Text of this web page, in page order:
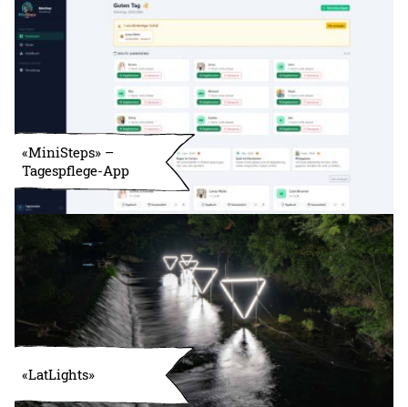
«MiniSteps» –
Tagespflege-App
«LatLights»